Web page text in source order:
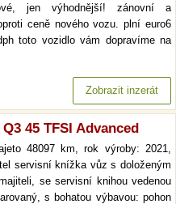
jen výhodnější! zánovní a
ceně nového vozu. plní euro6
toto vozidlo vám dopravíme na
Zobrazit inzerát
45 TFSI Advanced
48097 km, rok výroby: 2021,
servisní knížka vůz s doloženým
se servisní knihou vedenou
s bohatou výbavou: pohon